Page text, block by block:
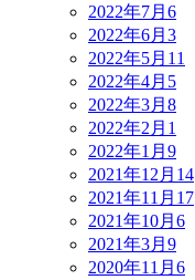
2022年7月 6
2022年6月 3
2022年5月 11
2022年4月 5
2022年3月 8
2022年2月 1
2022年1月 9
2021年12月 14
2021年11月 17
2021年10月 6
2021年3月 9
2020年11月 6